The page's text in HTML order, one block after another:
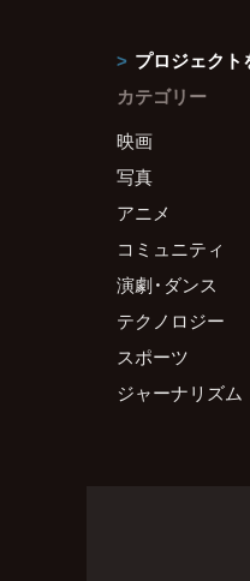
プロジェクト
カテゴリー
映画
写真
アニメ
コミュニティ
演劇・ダンス
テクノロジー
スポーツ
ジャーナリズム